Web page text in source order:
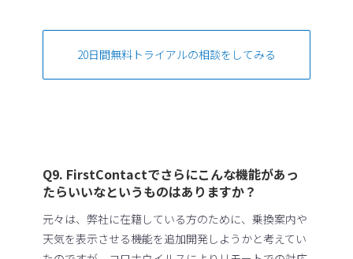
20日間無料トライアルの相談をしてみる
Q9. FirstContactでさらにこんな機能があっ
たらいいなというものはありますか？
元々は、弊社に在籍している方のために、乗換案内や
天気を表示させる機能を追加開発しようかと考えてい